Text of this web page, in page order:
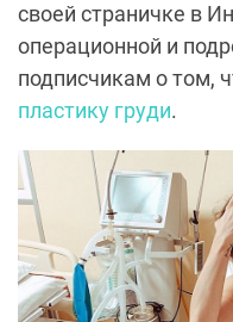
своей страничке в
операционной и
подписчикам о том,
пластику груди.